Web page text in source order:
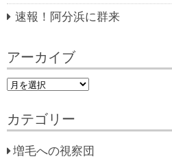
速報！阿分浜に群来
アーカイブ
ア
カ
イ
ブ
カテゴリー
増毛への視察団